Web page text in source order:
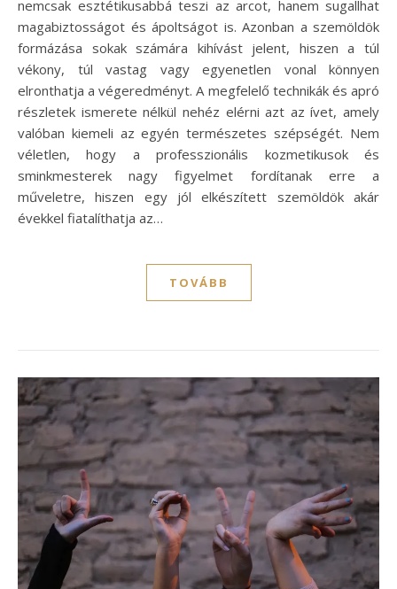
nemcsak esztétikusabbá teszi az arcot, hanem sugallhat
magabiztosságot és ápoltságot is. Azonban a szemöldök
formázása sokak számára kihívást jelent, hiszen a túl
vékony, túl vastag vagy egyenetlen vonal könnyen
elronthatja a végeredményt. A megfelelő technikák és apró
részletek ismerete nélkül nehéz elérni azt az ívet, amely
valóban kiemeli az egyén természetes szépségét. Nem
véletlen, hogy a professzionális kozmetikusok és
sminkmesterek nagy figyelmet fordítanak erre a
műveletre, hiszen egy jól elkészített szemöldök akár
évekkel fiatalíthatja az…
TOVÁBB